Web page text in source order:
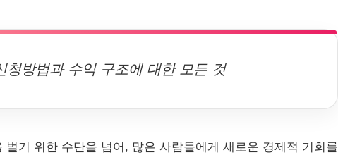
청방법과 수익 구조에 대한 모든 것
벌기 위한 수단을 넘어, 많은 사람들에게 새로운 경제적 기회를